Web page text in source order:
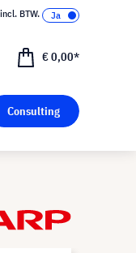
BTW.
€ 0,00*
Consulting